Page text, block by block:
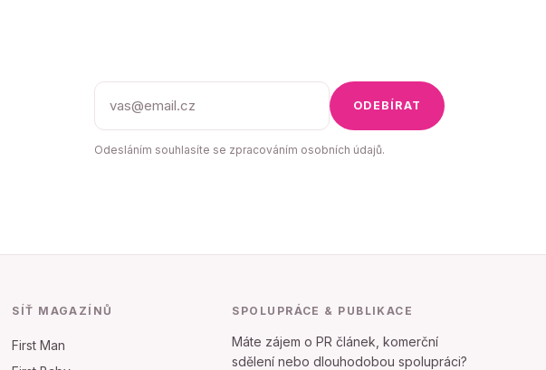
ODEBÍRAT
Odesláním souhlasíte se zpracováním osobních údajů.
SÍŤ MAGAZÍNŮ
First Man
SPOLUPRÁCE & PUBLIKACE
Máte zájem o PR článek, komerční
sdělení nebo dlouhodobou spolupráci?